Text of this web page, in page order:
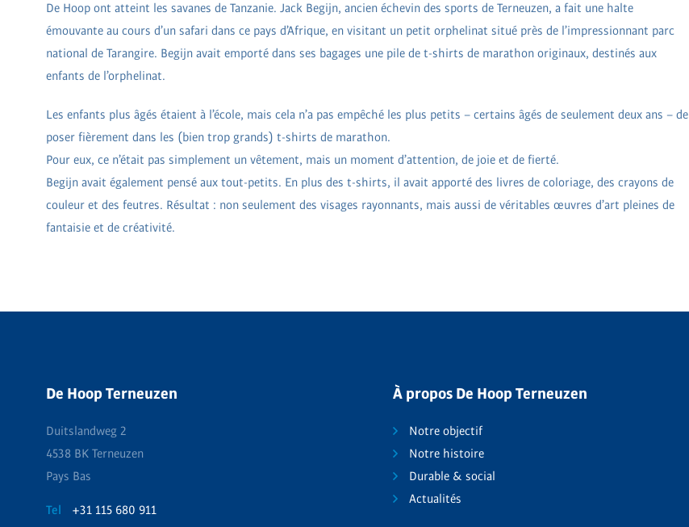
De Hoop ont atteint les savanes de Tanzanie. Jack Begijn, ancien échevin des sports de Terneuzen, a fait une halte
émouvante au cours d’un safari dans ce pays d’Afrique, en visitant un petit orphelinat situé près de l’impressionnant parc
national de Tarangire. Begijn avait emporté dans ses bagages une pile de t-shirts de marathon originaux, destinés aux
enfants de l’orphelinat.
Les enfants plus âgés étaient à l’école, mais cela n’a pas empêché les plus petits – certains âgés de seulement deux ans – de
poser fièrement dans les (bien trop grands) t-shirts de marathon.
Pour eux, ce n’était pas simplement un vêtement, mais un moment d’attention, de joie et de fierté.
Begijn avait également pensé aux tout-petits. En plus des t-shirts, il avait apporté des livres de coloriage, des crayons de
couleur et des feutres. Résultat : non seulement des visages rayonnants, mais aussi de véritables œuvres d’art pleines de
fantaisie et de créativité.
De Hoop Terneuzen
Duitslandweg 2
4538 BK Terneuzen
Pays Bas
Tel +31 115 680 911
À propos De Hoop Terneuzen
Notre objectif
Notre histoire
Durable & social
Actualités